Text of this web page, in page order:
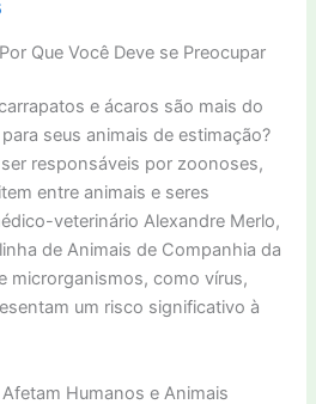
Que Você Deve se Preocupar
e ácaros são mais do
seus animais de estimação?
responsáveis por zoonoses,
entre animais e seres
veterinário Alexandre Merlo,
de Animais de Companhia da
microrganismos, como vírus,
um risco significativo à
Humanos e Animais